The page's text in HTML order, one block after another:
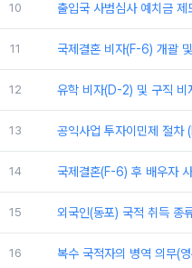
10 출입국 사범심사 예치금
11 국제결혼 비자(F-6) 개괄
12 유학 비자(D-2) 및 구직
13 공익사업 투자이민제 절
14 국제결혼(F-6) 후 배우자
15 외국인(동포) 국적 취득 종
16 복수 국적자의 병역 의무(